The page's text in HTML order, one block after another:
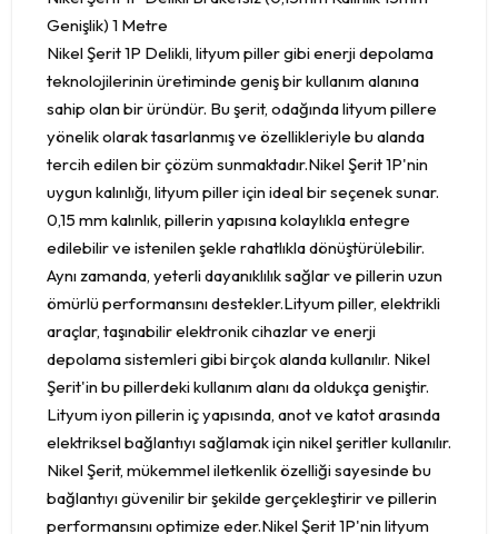
Genişlik) 1 Metre
Nikel Şerit 1P Delikli, lityum piller gibi enerji depolama
teknolojilerinin üretiminde geniş bir kullanım alanına
sahip olan bir üründür. Bu şerit, odağında lityum pillere
yönelik olarak tasarlanmış ve özellikleriyle bu alanda
tercih edilen bir çözüm sunmaktadır.Nikel Şerit 1P'nin
uygun kalınlığı, lityum piller için ideal bir seçenek sunar.
0,15 mm kalınlık, pillerin yapısına kolaylıkla entegre
edilebilir ve istenilen şekle rahatlıkla dönüştürülebilir.
Aynı zamanda, yeterli dayanıklılık sağlar ve pillerin uzun
ömürlü performansını destekler.Lityum piller, elektrikli
araçlar, taşınabilir elektronik cihazlar ve enerji
depolama sistemleri gibi birçok alanda kullanılır. Nikel
Şerit'in bu pillerdeki kullanım alanı da oldukça geniştir.
Lityum iyon pillerin iç yapısında, anot ve katot arasında
elektriksel bağlantıyı sağlamak için nikel şeritler kullanılır.
Nikel Şerit, mükemmel iletkenlik özelliği sayesinde bu
bağlantıyı güvenilir bir şekilde gerçekleştirir ve pillerin
performansını optimize eder.Nikel Şerit 1P'nin lityum